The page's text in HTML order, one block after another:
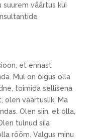
väärtus kui
et ennast
Mul on õigus olla
toimida sellisena
olen väärtuslik. Ma
Olen siin, et olla,
tulnud siia
rõõm. Valgus minu